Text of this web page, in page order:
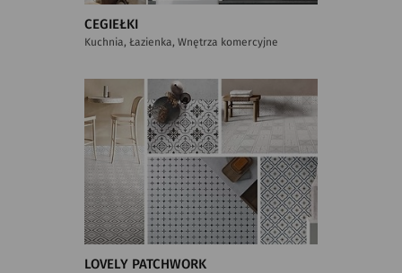
CEGIEŁKI
Kuchnia, Łazienka, Wnętrza komercyjne
LOVELY PATCHWORK